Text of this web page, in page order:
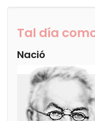
Tal día
Nació